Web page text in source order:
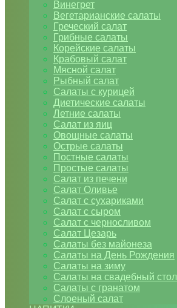
Винегрет
Вегетарианские салаты
Греческий салат
Грибные салаты
Корейские салаты
Крабовый салат
Мясной салат
Рыбный салат
Салаты с курицей
Диетические салаты
Летние салаты
Салат из яиц
Овощные салаты
Острые салаты
Постные салаты
Простые салаты
Салат из печени
Салат Оливье
Салат с сухариками
Салат с сыром
Салат с черносливом
Салат Цезарь
Салаты без майонеза
Салаты на День Рождения
Салаты на зиму
Салаты на свадебный стол
Салаты с гранатом
Слоеный салат